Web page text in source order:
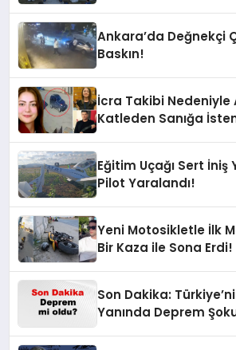
Ankara’da Değnekçi
Baskın!
İcra Takibi Nedeniyle
Katleden Sanığa
Eğitim Uçağı Sert İniş
Pilot Yaralandı!
Yeni Motosikletle İlk
Bir Kaza ile Sona Erdi!
Son Dakika:
Yanında Deprem